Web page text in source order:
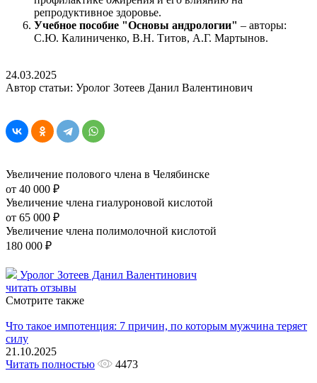
репродуктивное здоровье.
Учебное пособие "Основы андрологии" – авторы:
С.Ю. Калиниченко, В.Н. Титов, А.Г. Мартынов.
24.03.2025
Автор статьи: Уролог Зотеев Данил Валентинович
Увеличение полового члена в Челябинске
от 40 000 ₽
Увеличение члена гиалуроновой кислотой
от 65 000 ₽
Увеличение члена полимолочной кислотой
180 000 ₽
Уролог Зотеев Данил Валентинович
читать отзывы
Смотрите также
Что такое импотенция: 7 причин, по которым мужчина теряет
силу
21.10.2025
Читать полностью
4473